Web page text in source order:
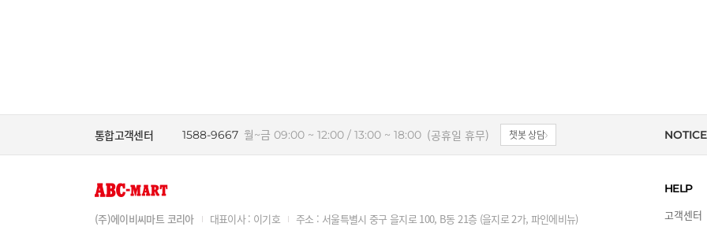
통합고객센터 1588-9667 월~금 09:00 ~ 12:00 / 13:00 ~ 18:00 (공휴일 휴무) 챗봇 상담 NOTICE
(주)에이비씨마트 코리아 대표이사 : 이기호 주소 : 서울특별시 중구 을지로 100, B동 21층 (을지로 2가, 파인에비뉴)
HELP
고객센터